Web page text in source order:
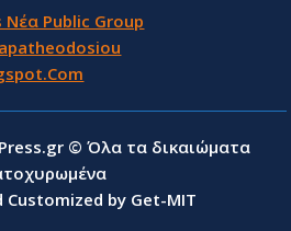
Νέα Public Group
© Όλα τα δικαιώματα
Customized by Get-MIT